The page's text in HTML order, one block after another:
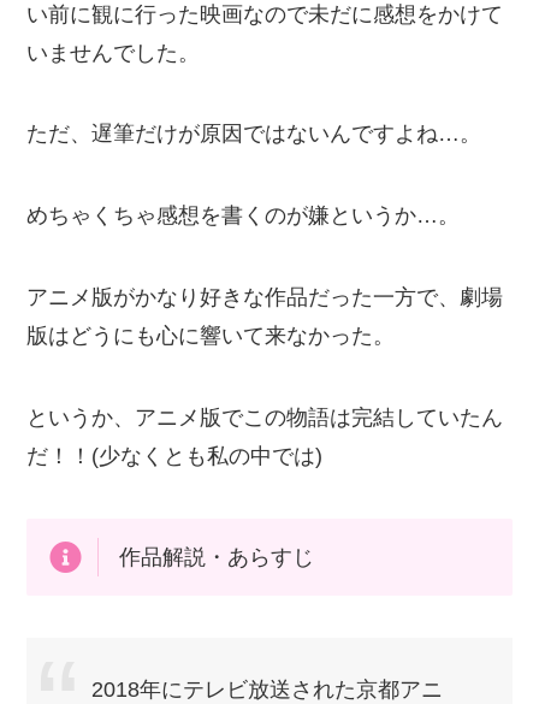
い前に観に行った映画なので未だに感想をかけて
いませんでした。
ただ、遅筆だけが原因ではないんですよね…。
めちゃくちゃ感想を書くのが嫌というか…。
アニメ版がかなり好きな作品だった一方で、劇場
版はどうにも心に響いて来なかった。
というか、アニメ版でこの物語は完結していたん
だ！！(少なくとも私の中では)
作品解説・あらすじ
2018年にテレビ放送された京都アニ